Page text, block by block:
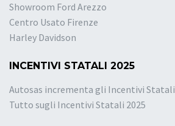
Showroom Ford Arezzo
Centro Usato Firenze
Harley Davidson
INCENTIVI STATALI 2025
Autosas incrementa gli Incentivi Statali
Tutto sugli Incentivi Statali 2025